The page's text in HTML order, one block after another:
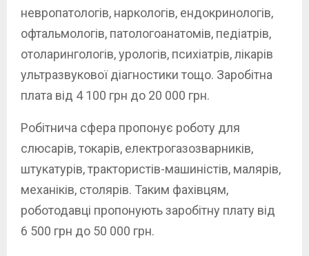
невропатологів, наркологів, ендокринологів,
офтальмологів, патологоанатомів, педіатрів,
отоларингологів, урологів, психіатрів, лікарів
ультразвукової діагностики тощо. Заробітна
плата від 4 100 грн до 20 000 грн.
Робітнича сфера пропонує роботу для
слюсарів, токарів, електрогазозварників,
штукатурів, трактористів-машиністів, малярів,
механіків, столярів. Таким фахівцям,
роботодавці пропонують заробітну плату від
6 500 грн до 50 000 грн.